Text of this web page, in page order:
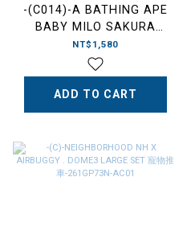
-(C014)-A BATHING APE
BABY MILO SAKURA
PLUSH KEYCHAIN 櫻花 小
猴吊飾 鑰匙
圈-0MXACW4634XXQ
NT$1,580
ADD TO CART